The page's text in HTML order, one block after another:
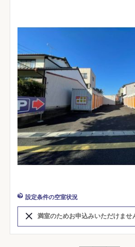
設定条件の空室状況
満室のためお申込みいただけませ